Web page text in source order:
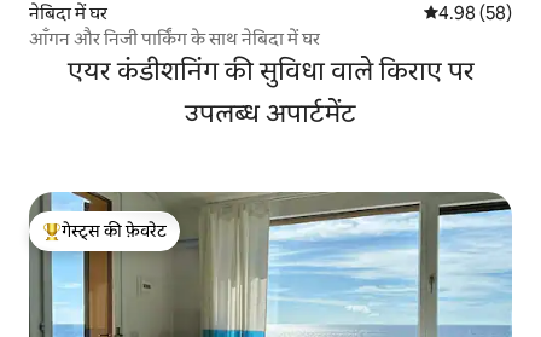
नेबिदा में घर औसत रेटिंग 5 में
4.98 (58)
आँगन और निजी पार्किंग के साथ नेबिदा में घर
एयर कंडीशनिंग की सुविधा वाले किराए पर
उपलब्ध अपार्टमेंट
गेस्ट्स का टॉप फ़ेवरेट
गेस्ट्स की फ़ेवरेट